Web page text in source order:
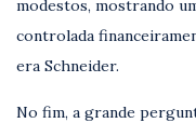
modestos, mostrando
controlada
era Schneider.
No fim, a grande